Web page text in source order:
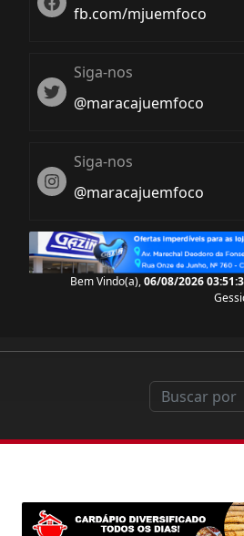
Twitterfb.com/mjuemfoco
Twiter
Siga-nos
@maracajuemfoco
Instagram
Siga-nos
@maracajuemfoco
Bem Vindo(a),06/08/2026
apoio da Prefeitura, Jogos